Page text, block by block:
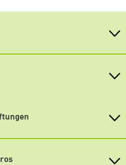
in den